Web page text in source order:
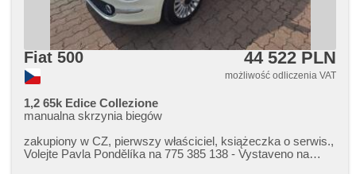
Fiat 500 44 522 PLN
możliwość odliczenia VAT
1,2 65k Edice Collezione
manualna skrzynia biegów
zakupiony w CZ,​ pierwszy właściciel,​ książeczka o serwis.,​
Volejte Pavla Pondělíka na 775 385 138 ​- Vystaveno na